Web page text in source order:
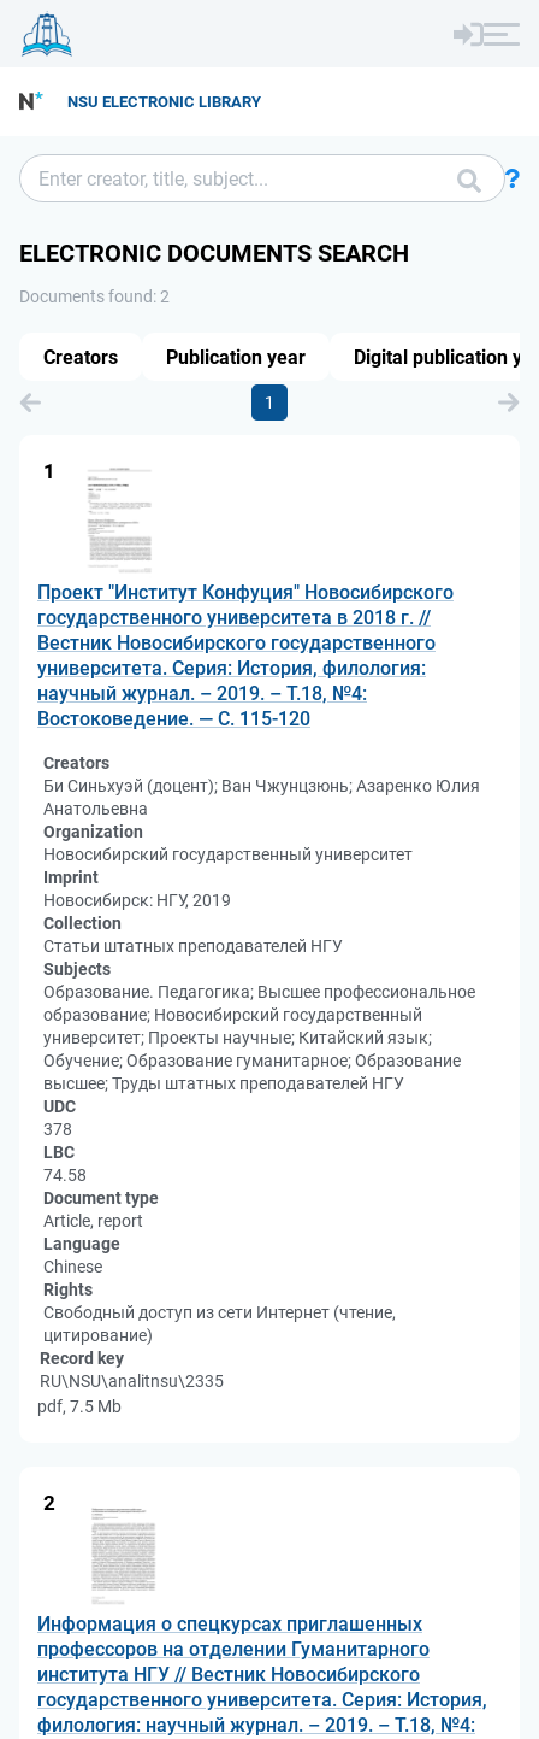
NSU ELECTRONIC LIBRARY
ELECTRONIC DOCUMENTS SEARCH
Documents found: 2
1
1
Проект "Институт Конфуция" Новосибирского
государственного университета в 2018 г. //
Вестник Новосибирского государственного
университета. Серия: История, филология:
научный журнал. – 2019. – Т.18, №4:
Востоковедение. — С. 115-120
Creators
Би Синьхуэй (доцент); Ван Чжунцзюнь; Азаренко Юлия
Анатольевна
Organization
Новосибирский государственный университет
Imprint
Новосибирск: НГУ, 2019
Collection
Статьи штатных преподавателей НГУ
Subjects
Образование. Педагогика; Высшее профессиональное
образование; Новосибирский государственный
университет; Проекты научные; Китайский язык;
Обучение; Образование гуманитарное; Образование
высшее; Труды штатных преподавателей НГУ
UDC
378
LBC
74.58
Document type
Article, report
Language
Chinese
Rights
Свободный доступ из сети Интернет (чтение,
цитирование)
Record key
RU\NSU\analitnsu\2335
pdf, 7.5 Mb
2
Информация о спецкурсах приглашенных
профессоров на отделении Гуманитарного
института НГУ // Вестник Новосибирского
государственного университета. Серия: История,
филология: научный журнал. – 2019. – Т.18, №4:
Creators Publication year Digital publication